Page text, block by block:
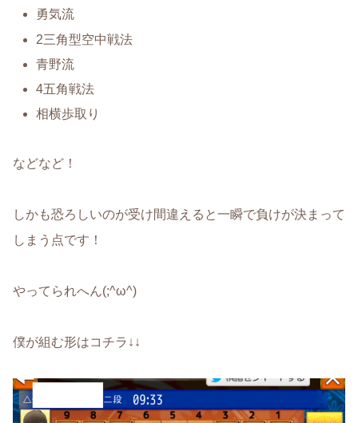
勇気流
2三角型空中戦法
青野流
4五角戦法
相横歩取り
などなど！
しかも恐ろしいのが受け間違えると一瞬で負けが決まって
しまう点です！
やってられへん(;^ω^)
僕が組む形はコチラ↓↓